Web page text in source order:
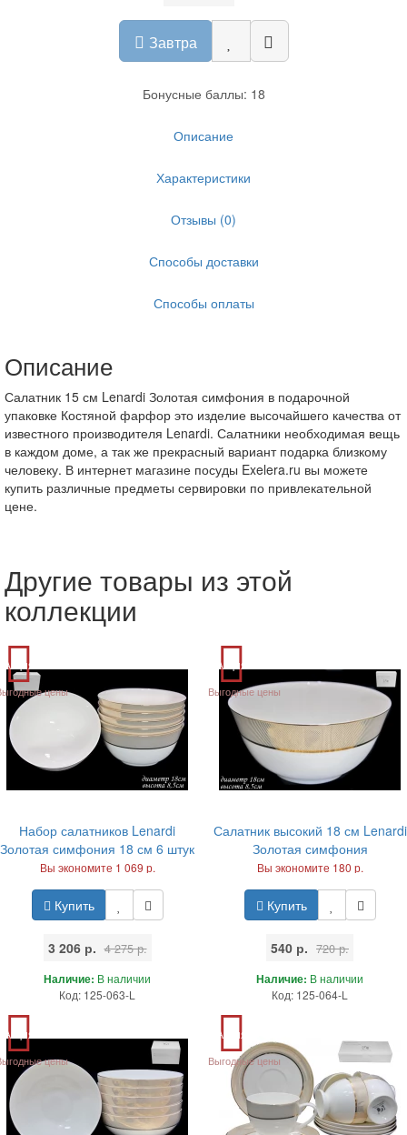
Завтра
Бонусные баллы: 18
Описание
Характеристики
Отзывы (0)
Способы доставки
Способы оплаты
Описание
Салатник 15 см Lenardi Золотая симфония в подарочной
упаковке Костяной фарфор это изделие высочайшего качества от
известного производителя Lenardi. Салатники необходимая вещь
в каждом доме, а так же прекрасный вариант подарка близкому
человеку. В интернет магазине посуды Exelera.ru вы можете
купить различные предметы сервировки по привлекательной
цене.
Другие товары из этой
коллекции
Акция
цены
Набор салатников Lenardi
Золотая симфония 18 см 6 штук
Вы экономите 1 069 р.
Купить
3 206 р. 4 275 р.
Наличие: В наличии
Код: 125-063-L
Акция
Выгодные цены
Салатник высокий 18 см Lenardi
Золотая симфония
Вы экономите 180 р.
Купить
540 р. 720 р.
Наличие: В наличии
Код: 125-064-L
Акция
цены
Акция
Выгодные цены